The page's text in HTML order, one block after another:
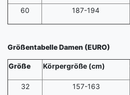
60 187-194
Größentabelle Damen (EURO)
Größe Körpergröße (cm)
32 157-163